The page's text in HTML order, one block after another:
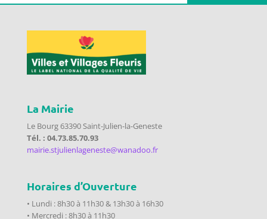
La Mairie
Le Bourg 63390 Saint-Julien-la-Geneste
Tél. : 04.73.85.70.93
mairie.stjulienlageneste@wanadoo.fr
Horaires d’Ouverture
• Lundi : 8h30 à 11h30 & 13h30 à 16h30
• Mercredi : 8h30 à 11h30